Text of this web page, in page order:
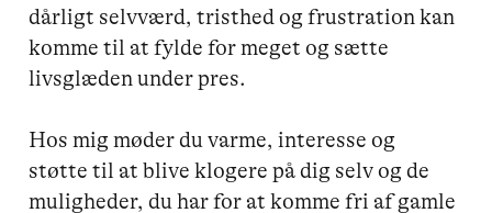
dårligt selvværd, tristhed og frustration kan
komme til at fylde for meget og sætte
livsglæden under pres.
Hos mig møder du varme, interesse og
støtte til at blive klogere på dig selv og de
muligheder, du har for at komme fri af gamle